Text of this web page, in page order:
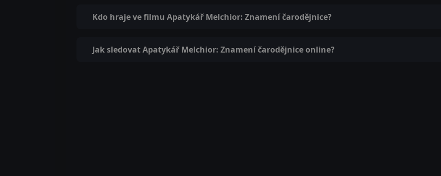
Kdo hraje ve filmu Apatykář Melchior: Znamení čarodějnice?
Jak sledovat Apatykář Melchior: Znamení čarodějnice online?